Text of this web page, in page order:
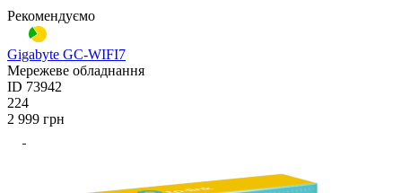
Рекомендуємо
Gigabyte GC-WIFI7
Мережеве обладнання
ID 73942
224
2 999 грн